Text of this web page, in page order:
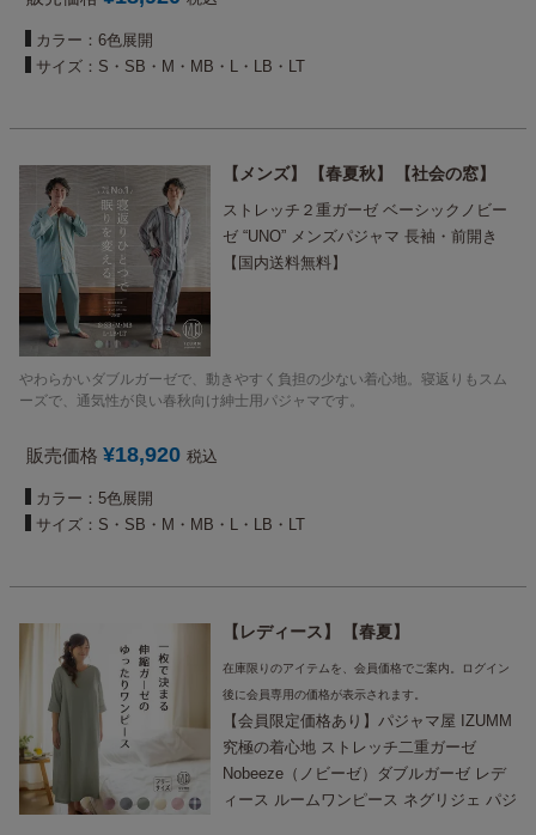
カラー：6色展開
サイズ：S・SB・M・MB・L・LB・LT
メンズ 春夏秋 社会の窓
ストレッチ２重ガーゼ ベーシックノビー
ゼ “UNO” メンズパジャマ 長袖・前開き
【国内送料無料】
やわらかいダブルガーゼで、動きやすく負担の少ない着心地。寝返りもスム
ーズで、通気性が良い春秋向け紳士用パジャマです。
販売価格 ¥18,920 税込
カラー：5色展開
サイズ：S・SB・M・MB・L・LB・LT
レディース 春夏
在庫限りのアイテムを、会員価格でご案内。ログイン
後に会員専用の価格が表示されます。
【会員限定価格あり】パジャマ屋 IZUMM
究極の着心地 ストレッチ二重ガーゼ
Nobeeze（ノビーゼ）ダブルガーゼ レデ
ィース ルームワンピース ネグリジェ パジ